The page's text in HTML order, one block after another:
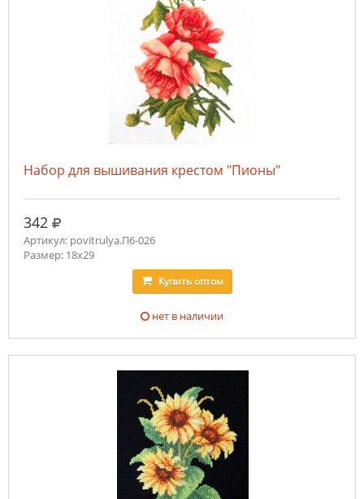
Набор для вышивания крестом "Пионы"
342 руб.
Артикул: povitrulya.П6-026
Размер: 18х29
Купитьоптом
нет в наличии